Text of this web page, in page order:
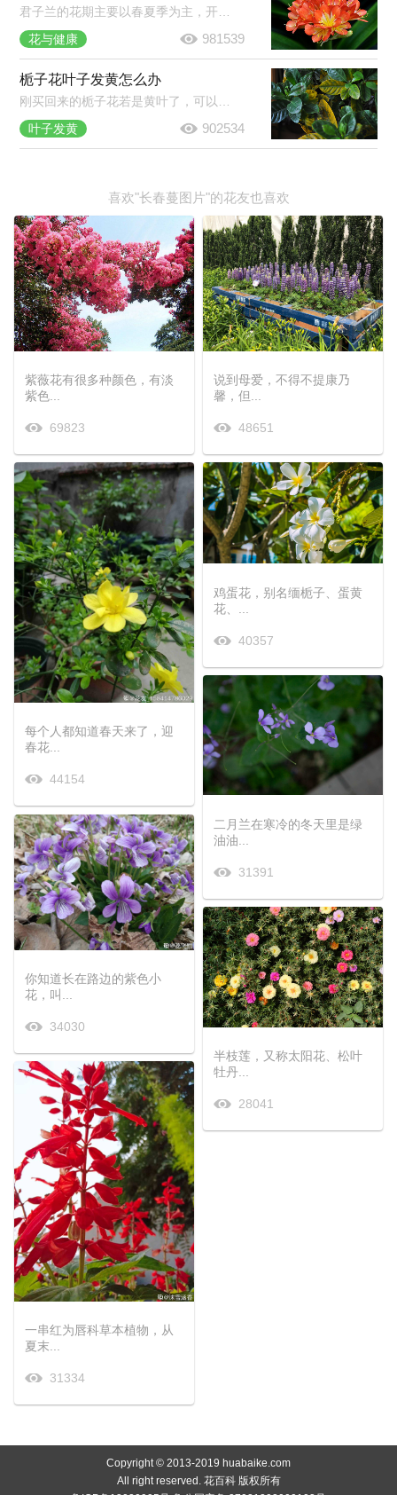
君子兰的花期主要以春夏季为主，开花是报喜的兆头，象征着家庭和睦，家族驯良。君子兰花语是高贵宝贵，象征人高尚品格，寓意高雅公正。正如花开养人屋的说法一样，君子兰开花是个很好的兆头。
花与健康
981539
栀子花叶子发黄怎么办
刚买回来的栀子花若是黄叶了，可以放到半阴的环境中养护一段时间，若是养了挺久的栀子花黄叶了，那就将黄叶剪掉，然后合理的浇水施肥，并注意经常开窗通风。
叶子发黄
902534
喜欢"长春蔓图片"的花友也喜欢
紫薇花有很多种颜色，有淡
紫色...
69823
说到母爱，不得不提康乃
馨，但...
48651
每个人都知道春天来了，迎
春花...
44154
鸡蛋花，别名缅栀子、蛋黄
花、...
40357
你知道长在路边的紫色小
花，叫...
34030
二月兰在寒冷的冬天里是绿
油油...
31391
一串红为唇科草本植物，从
夏末...
31334
半枝莲，又称太阳花、松叶
牡丹...
28041
Copyright © 2013-2019 huabaike.com
All right reserved. 花百科 版权所有